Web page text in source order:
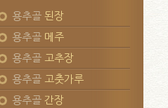
용추골 된장
용추골 메주
용추골 고추장
용추골 고춧가루
용추골 간장